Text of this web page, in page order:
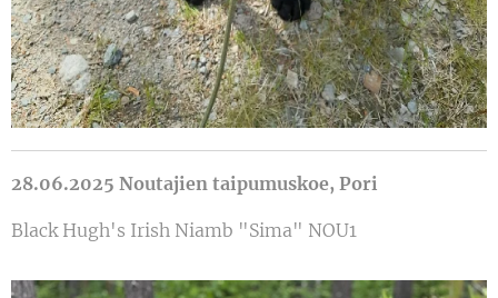
28.06.2025 Noutajien taipumuskoe, Pori
Black Hugh's Irish Niamb "Sima" NOU1